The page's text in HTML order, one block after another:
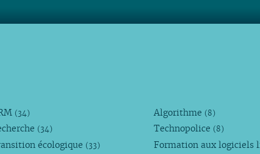
(34)
(34)
écologique (33)
Algorithme (8)
Technopolice (8)
Formation aux logiciels